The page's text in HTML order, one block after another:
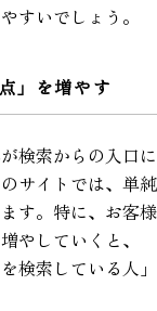
すいでしょう。
」を増やす
検索からの入口に
サイトでは、単純
す。特に、お客様
やしていくと、
検索している人」